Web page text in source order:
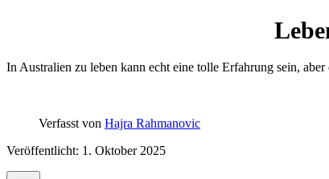
In Australien zu leben kann echt eine tolle Erfahrung sein,
Verfasst von Hajra Rahmanovic
Veröffentlicht: 1. Oktober 2025